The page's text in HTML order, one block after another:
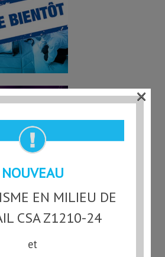
NOUVEAU
EN MILIEU DE
CSA Z1210-24
et
×